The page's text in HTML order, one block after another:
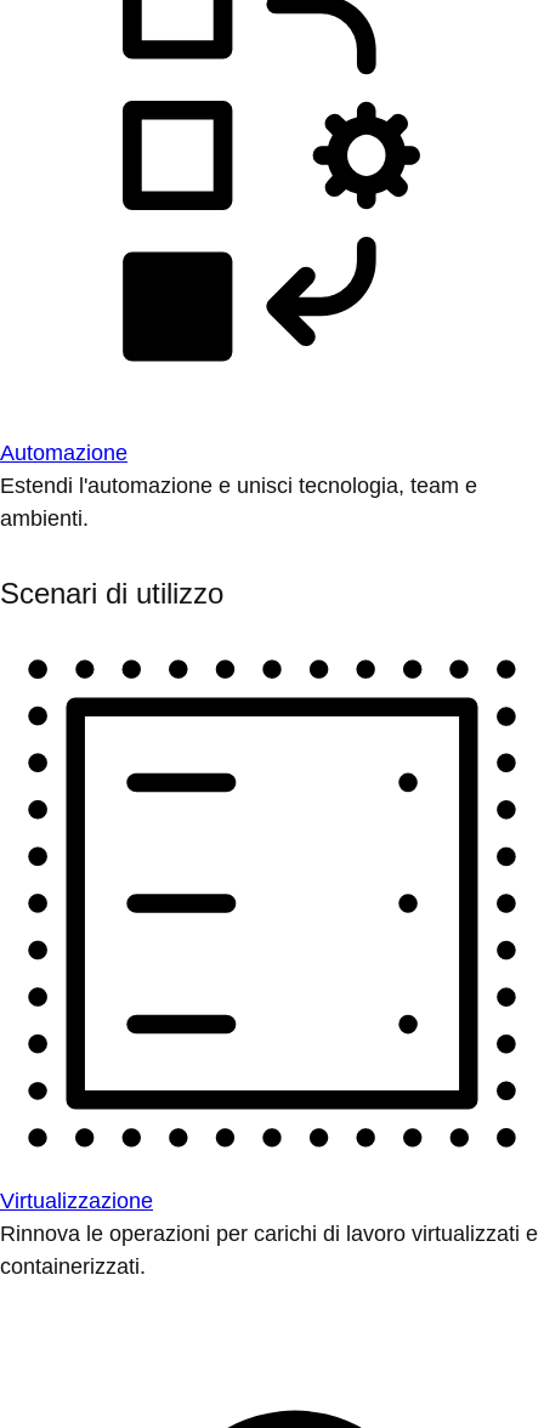
Automazione
Estendi l'automazione e unisci tecnologia, team e
ambienti.
Scenari di utilizzo
Virtualizzazione
Rinnova le operazioni per carichi di lavoro virtualizzati e
containerizzati.